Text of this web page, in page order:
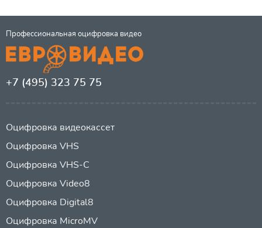
Профессиональная оцифровка видео
+7 (495) 323 75 75
Оцифровка видеокассет
Оцифровка VHS
Оцифровка VHS-C
Оцифровка Video8
Оцифровка Digital8
Оцифровка MicroMV